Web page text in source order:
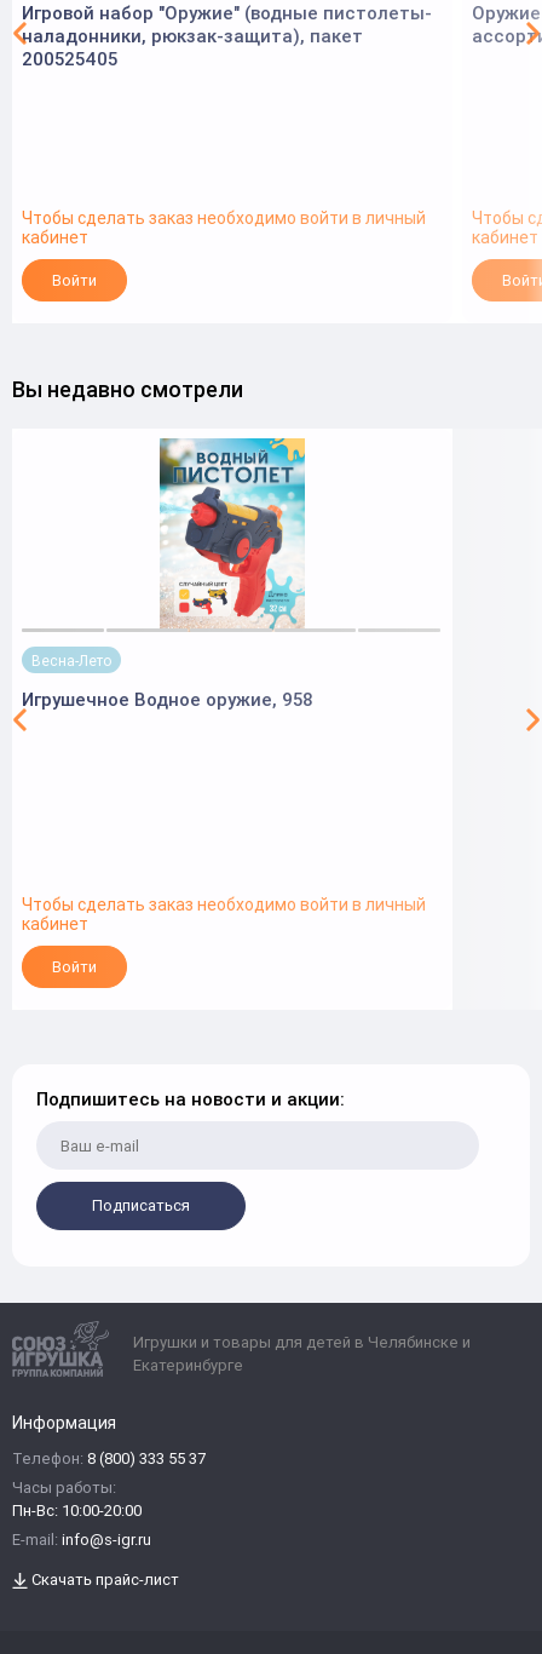
Игровой набор "Оружие" (водные пистолеты-
наладонники, рюкзак-защита), пакет
200525405
Чтобы сделать заказ необходимо войти в личный
кабинет
Войти
Чтобы
кабинет
Вы недавно смотрели
Весна-Лето
Игрушечное Водное оружие, 958
Чтобы сделать заказ необходимо войти в личный
кабинет
Войти
Подпишитесь на новости и акции:
Подписаться
Игрушки и товары для детей в Челябинске и
Екатеринбурге
Информация
Телефон: 8 (800) 333 55 37
Часы работы:
Пн-Вс: 10:00-20:00
E-mail: info@s-igr.ru
Скачать прайс-лист